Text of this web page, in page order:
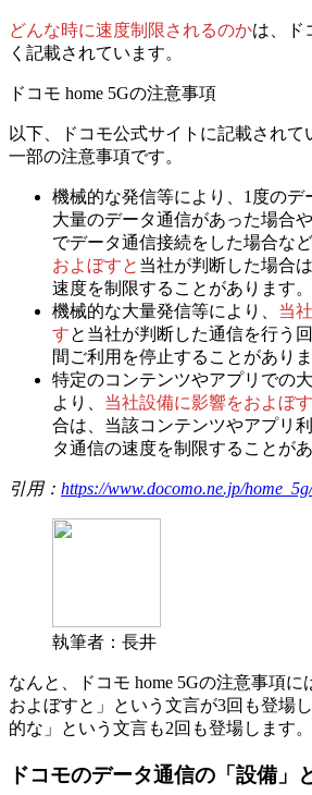
どんな時に速度制限されるのかは、ド
く記載されています。
ドコモ home 5Gの注意事項
以下、ドコモ公式サイトに記載されて
一部の注意事項です。
機械的な発信等により、1度のデ
大量のデータ通信があった場合
でデータ通信接続をした場合など
およぼすと 当社が判断した場合
速度を制限することがあります。
機械的な大量発信等により、 当
すと当社が判断した通信を行う
間ご利用を停止することがありま
特定のコンテンツやアプリでの
より、 当社設備に影響をおよぼす
合は、当該コンテンツやアプリ
タ通信の速度を制限することがあ
引用： https://www.docomo.ne.jp/
執筆者：長井
なんと、ドコモ home 5Gの注意事項に
およぼすと」という文言が3回 も登場
的な」という文言も2回 も登場します。
ドコモのデータ通信の「設備」